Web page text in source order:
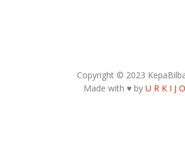
Copyright © 2023
Made with ♥ by U R K I J O